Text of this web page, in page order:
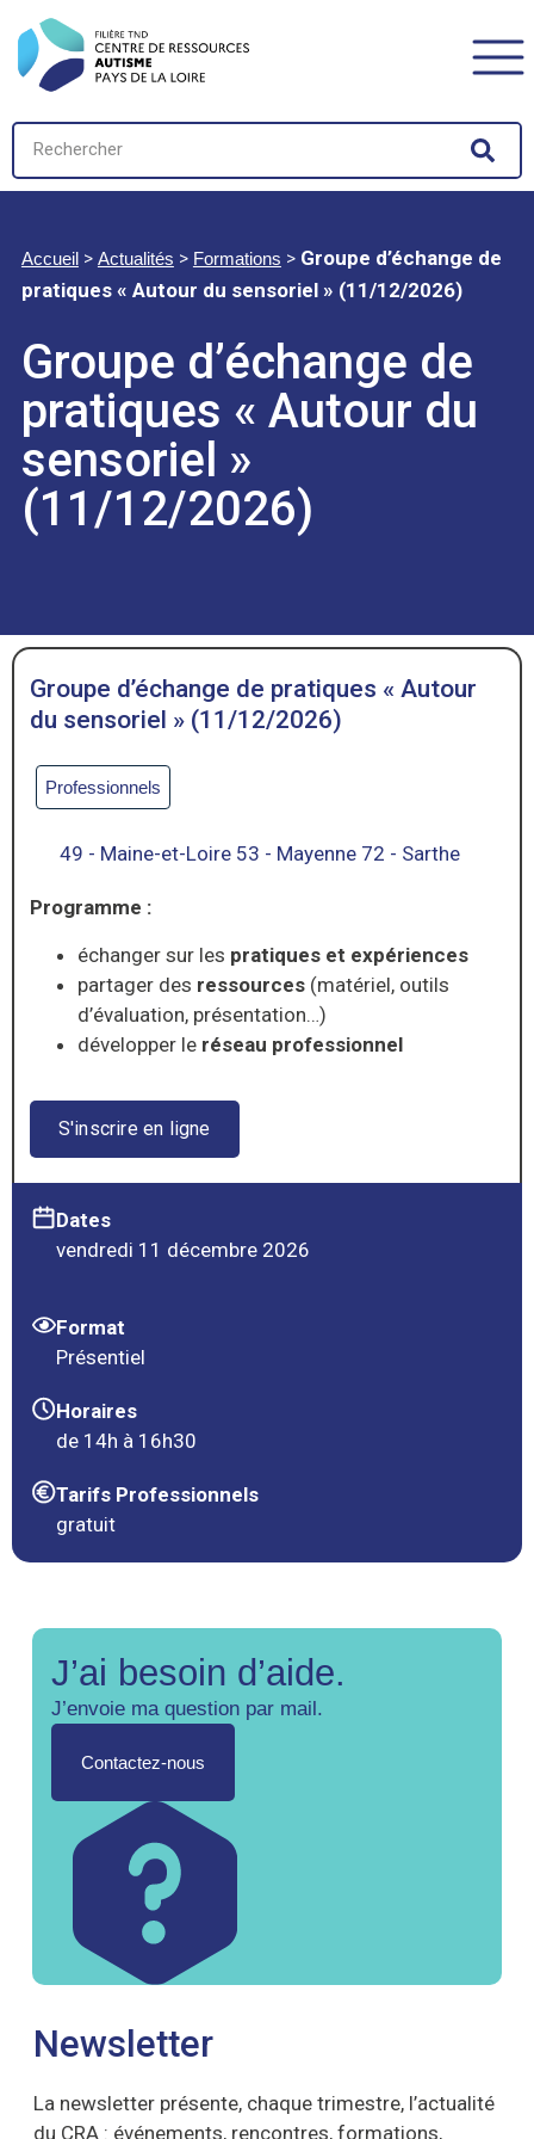
Accueil> Actualités> Formations> Groupe d’échange de
pratiques « Autour du sensoriel » (11/12/2026)
Groupe d’échange de
pratiques « Autour du
sensoriel »
(11/12/2026)
Groupe d’échange de pratiques « Autour
du sensoriel » (11/12/2026)
Professionnels
49 - Maine-et-Loire 53 - Mayenne 72 - Sarthe
Programme :
échanger sur les pratiques et expériences
partager des ressources(matériel, outils
d’évaluation, présentation…)
développer le réseau professionnel
S'inscrire en ligne
Dates
vendredi 11 décembre 2026
Format
Présentiel
Horaires
de 14h à 16h30
Tarifs Professionnels
gratuit
J’ai besoin d’aide.
J’envoie ma question par mail.
Contactez-nous
Newsletter
La newsletter présente, chaque trimestre, l’actualité
du CRA : événements, rencontres, formations,